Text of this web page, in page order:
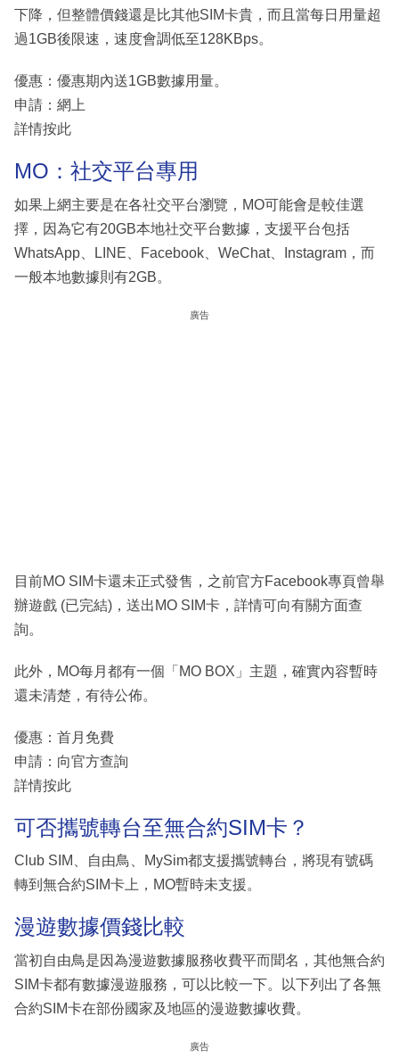
下降，但整體價錢還是比其他SIM卡貴，而且當每日用量超
過1GB後限速，速度會調低至128KBps。
優惠：優惠期內送1GB數據用量。
申請：網上
詳情按此
MO：社交平台專用
如果上網主要是在各社交平台瀏覽，MO可能會是較佳選
擇，因為它有20GB本地社交平台數據，支援平台包括
WhatsApp、LINE、Facebook、WeChat、Instagram，而
一般本地數據則有2GB。
廣告
目前MO SIM卡還未正式發售，之前官方Facebook專頁曾舉
辦遊戲 (已完結)，送出MO SIM卡，詳情可向有關方面查
詢。
此外，MO每月都有一個「MO BOX」主題，確實內容暫時
還未清楚，有待公佈。
優惠：首月免費
申請：向官方查詢
詳情按此
可否攜號轉台至無合約SIM卡？
Club SIM、自由鳥、MySim都支援攜號轉台，將現有號碼
轉到無合約SIM卡上，MO暫時未支援。
漫遊數據價錢比較
當初自由鳥是因為漫遊數據服務收費平而聞名，其他無合約
SIM卡都有數據漫遊服務，可以比較一下。以下列出了各無
合約SIM卡在部份國家及地區的漫遊數據收費。
廣告